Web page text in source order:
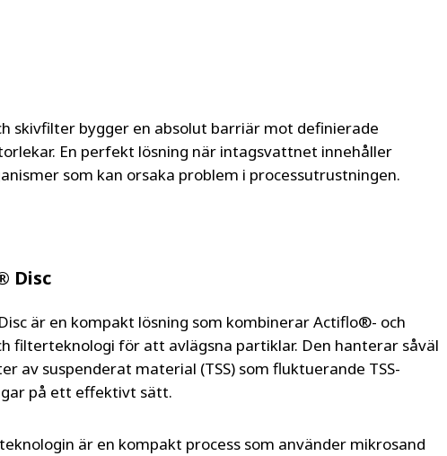
skivfilter bygger en absolut barriär mot definierade
En perfekt lösning när intagsvattnet innehåller
som kan orsaka problem i processutrustningen.
Disc
är en kompakt lösning som kombinerar Actiflo®- och
filterteknologi för att avlägsna partiklar. Den hanterar såväl
av suspenderat material (TSS) som fluktuerande TSS-
på ett effektivt sätt.
är en kompakt process som använder mikrosand